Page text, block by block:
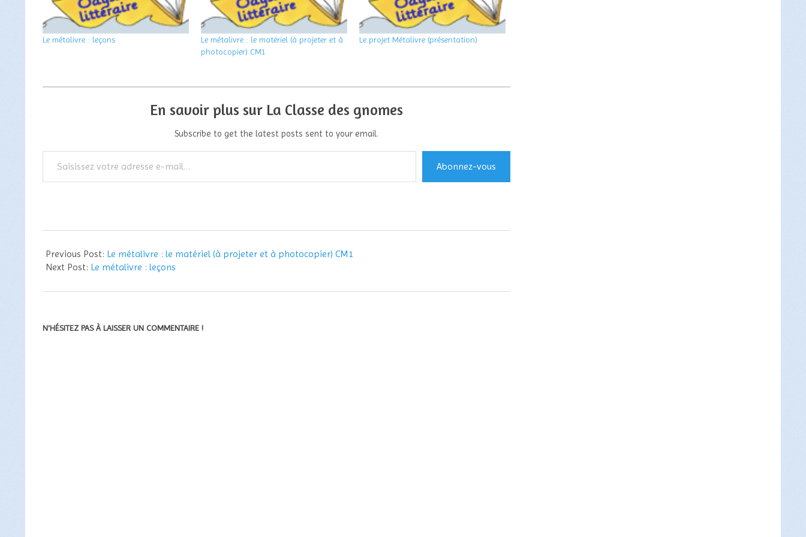
Le métalivre : leçons
Le métalivre : le matériel (à projeter et à
photocopier) CM1
Le projet Métalivre (présentation)
En savoir plus sur La Classe des gnomes
Subscribe to get the latest posts sent to your email.
votre
adresse
Abonnez-vous
05-
06
Previous Post: Le métalivre : le matériel (à projeter et à photocopier) CM1
Next Post: Le métalivre : leçons
N'HÉSITEZ PAS À LAISSER UN COMMENTAIRE !